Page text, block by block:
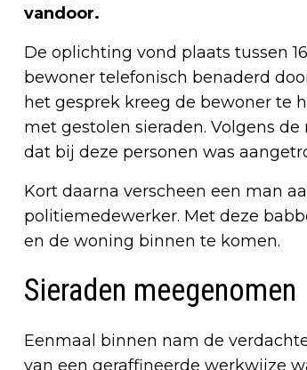
vandoor.
De oplichting vond plaats tussen
bewoner telefonisch benaderd
het gesprek kreeg de bewoner te
met gestolen sieraden. Volgens
dat bij deze personen was
Kort daarna verscheen een man
politiemedewerker. Met deze
en de woning binnen te komen.
Sieraden meegenomen
Eenmaal binnen nam de
van een geraffineerde werkwijze